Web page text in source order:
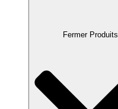
Fermer Produits